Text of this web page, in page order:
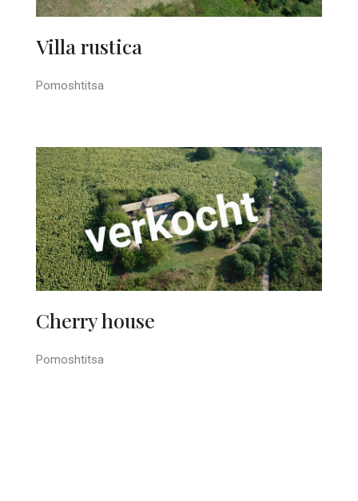
Villa rustica
Pomoshtitsa
Cherry house
Pomoshtitsa